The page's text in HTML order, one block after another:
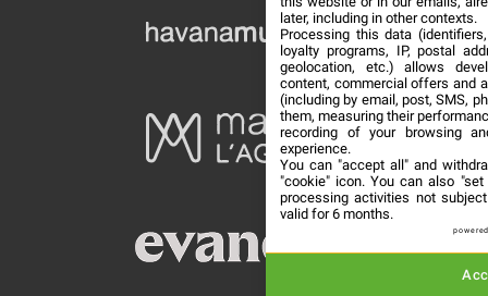
later, including in other contexts.
Processing this data
loyalty programs, IP, postal
geolocation, etc.) allows
content, commercial offers and
(including by email, post, SMS,
them, measuring their
recording of your browsing
experience.
You can "accept all" and
"cookie" icon. You can also
processing activities not
valid for 6 months.